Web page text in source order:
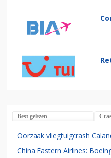
Best gelezen
Oorzaak vliegtuigcrash
China Eastern Airlines: